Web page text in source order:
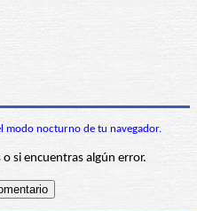
modo nocturno de tu navegador.
si encuentras algún error.